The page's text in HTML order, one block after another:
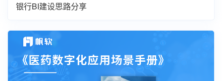
银行BI建设思路分享